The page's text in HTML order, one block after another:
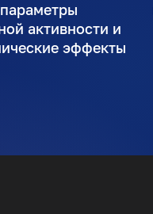
активности и
эффекты